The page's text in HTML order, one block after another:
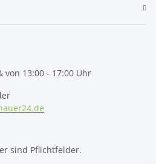
von 13:00 - 17:00 Uhr
sind Pflichtfelder.